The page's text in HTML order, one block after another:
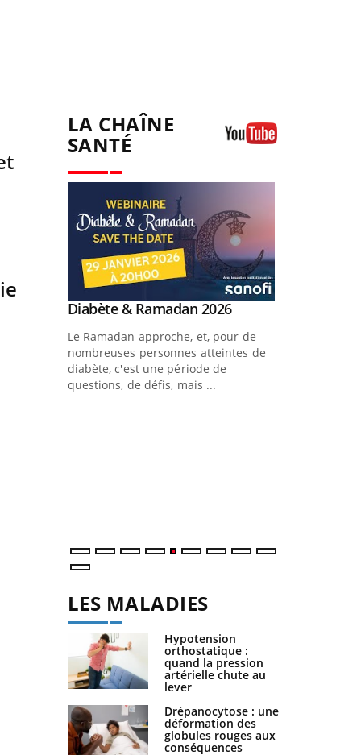
LA CHAÎNE
SANTÉ
Youtube
Diabète & Ramadan 2026Youtube
Le Ramadan approche, et, pour de
nombreuses personnes atteintes de
diabète, c'est une période de
questions, de défis, mais ...
LES MALADIES
Hypotension
orthostatique :
quand la pression
artérielle chute au
lever
Drépanocytose : une
déformation des
globules rouges aux
conséquences